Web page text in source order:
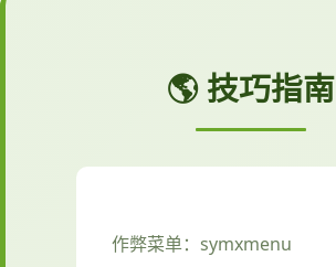
🌎 技巧指南
作弊菜单：symxmenu